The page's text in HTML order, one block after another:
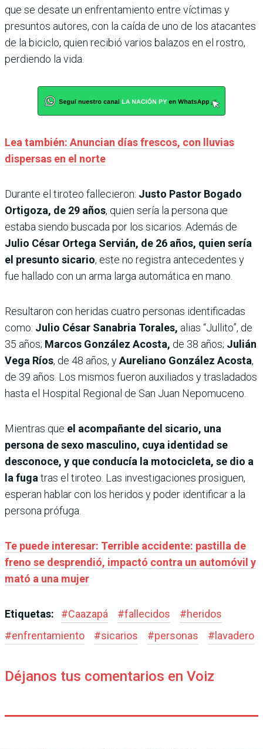
que se desate un enfrentamiento entre víctimas y
presuntos autores, con la caída de uno de los atacantes
de la biciclo, quien recibió varios balazos en el rostro,
perdiendo la vida.
Lea también: Anuncian días frescos, con lluvias
dispersas en el norte
Durante el tiroteo fallecieron: Justo Pastor Bogado
Ortigoza, de 29 años, quien sería la persona que
estaba siendo buscada por los sicarios. Además de
Julio César Ortega Servián, de 26 años, quien sería
el presunto sicario, este no registra antecedentes y
fue hallado con un arma larga automática en mano.
Resultaron con heridas cuatro personas identificadas
como: Julio César Sanabria Torales, alias “Jullito”, de
35 años; Marcos González Acosta, de 38 años; Julián
Vega Ríos, de 48 años, yAureliano González Acosta,
de 39 años. Los mismos fueron auxiliados y trasladados
hasta el Hospital Regional de San Juan Nepomuceno.
Mientras que el acompañante del sicario, una
persona de sexo masculino, cuya identidad se
desconoce, y que conducía la motocicleta, se dio a
la fuga tras el tiroteo. Las investigaciones prosiguen,
esperan hablar con los heridos y poder identificar a la
persona prófuga.
Te puede interesar: Terrible accidente: pastilla de
freno se desprendió, impactó contra un automóvil y
mató a una mujer
Etiquetas: #Caazapá #fallecidos #heridos
#enfrentamiento #sicarios #personas #lavadero
Déjanos tus comentarios en Voiz